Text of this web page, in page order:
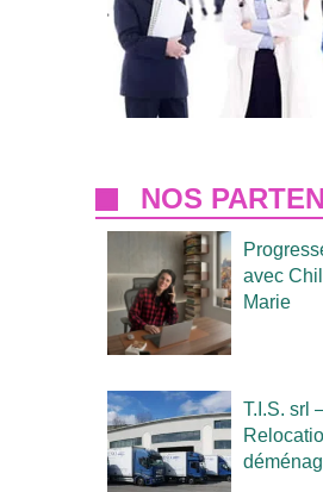
NOS
avec
Marie
T.I.S. srl